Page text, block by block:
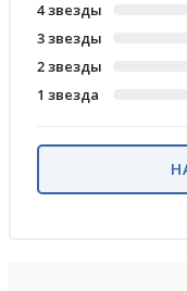
4 звезды
3 звезды
2 звезды
1 звезда